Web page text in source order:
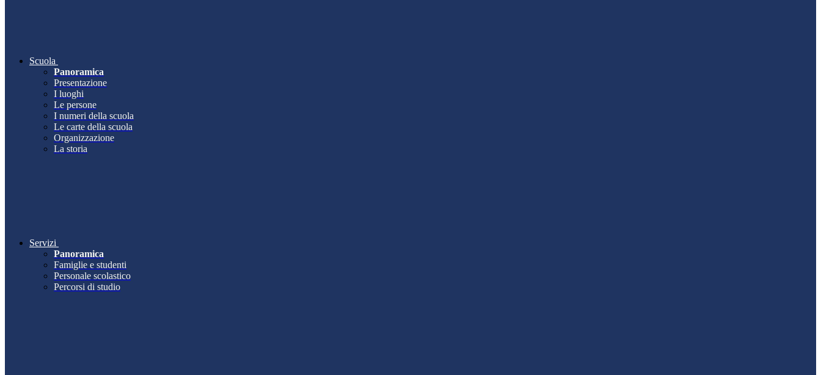
Scuola
Panoramica
Presentazione
I luoghi
Le persone
I numeri della scuola
Le carte della scuola
Organizzazione
La storia
Servizi
Panoramica
Famiglie e studenti
Personale scolastico
Percorsi di studio